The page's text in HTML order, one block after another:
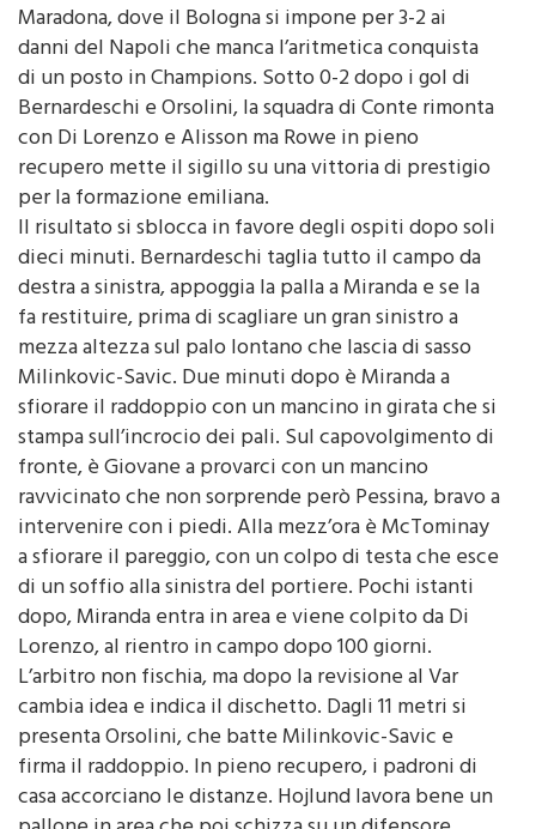
NAPOLI (ITALPRESS) – Pronostici ribaltati al
Maradona, dove il Bologna si impone per 3-2 ai
danni del Napoli che manca l’aritmetica conquista
di un posto in Champions. Sotto 0-2 dopo i gol di
Bernardeschi e Orsolini, la squadra di Conte rimonta
con Di Lorenzo e Alisson ma Rowe in pieno
recupero mette il sigillo su una vittoria di prestigio
per la formazione emiliana.
Il risultato si sblocca in favore degli ospiti dopo soli
dieci minuti. Bernardeschi taglia tutto il campo da
destra a sinistra, appoggia la palla a Miranda e se la
fa restituire, prima di scagliare un gran sinistro a
mezza altezza sul palo lontano che lascia di sasso
Milinkovic-Savic. Due minuti dopo è Miranda a
sfiorare il raddoppio con un mancino in girata che si
stampa sull’incrocio dei pali. Sul capovolgimento di
fronte, è Giovane a provarci con un mancino
ravvicinato che non sorprende però Pessina, bravo a
intervenire con i piedi. Alla mezz’ora è McTominay
a sfiorare il pareggio, con un colpo di testa che esce
di un soffio alla sinistra del portiere. Pochi istanti
dopo, Miranda entra in area e viene colpito da Di
Lorenzo, al rientro in campo dopo 100 giorni.
L’arbitro non fischia, ma dopo la revisione al Var
cambia idea e indica il dischetto. Dagli 11 metri si
presenta Orsolini, che batte Milinkovic-Savic e
firma il raddoppio. In pieno recupero, i padroni di